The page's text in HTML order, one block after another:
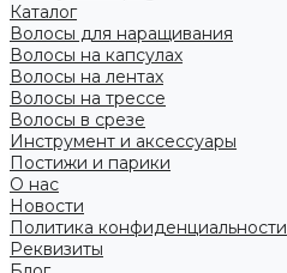
Каталог
Волосы для наращивания
Волосы на капсулах
Волосы на лентах
Волосы на трессе
Волосы в срезе
Инструмент и аксессуары
Постижи и парики
О нас
Новости
Политика конфиденциальности
Реквизиты